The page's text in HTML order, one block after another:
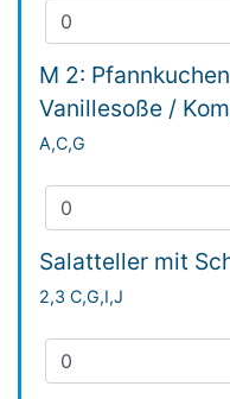
M 2:
Vanillesoße /
A,C,G
Salatteller mit
2,3 C,G,I,J